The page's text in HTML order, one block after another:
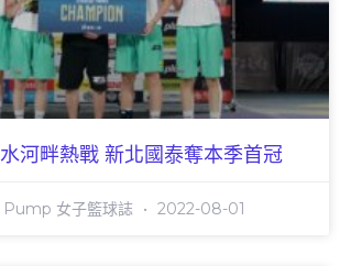
水河畔熱戰 新北國泰奪本季首冠
女子籃球誌 2022-08-01